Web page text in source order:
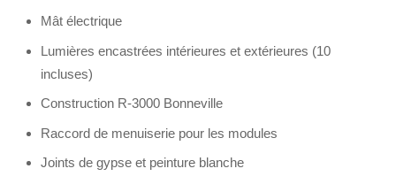
Mât électrique
Lumières encastrées intérieures et extérieures (10
incluses)
Construction R-3000 Bonneville
Raccord de menuiserie pour les modules
Joints de gypse et peinture blanche